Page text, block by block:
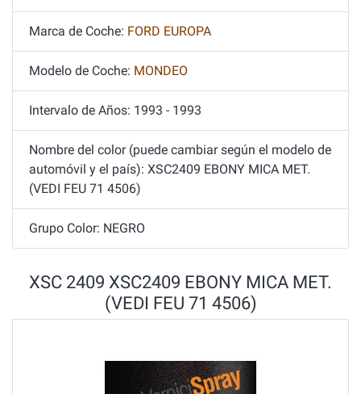
Marca de Coche: FORD EUROPA
Modelo de Coche: MONDEO
Intervalo de Años: 1993 - 1993
Nombre del color (puede cambiar según el modelo de
automóvil y el país): XSC2409 EBONY MICA MET.
(VEDI FEU 71 4506)
Grupo Color: NEGRO
XSC 2409 XSC2409 EBONY MICA MET.
(VEDI FEU 71 4506)